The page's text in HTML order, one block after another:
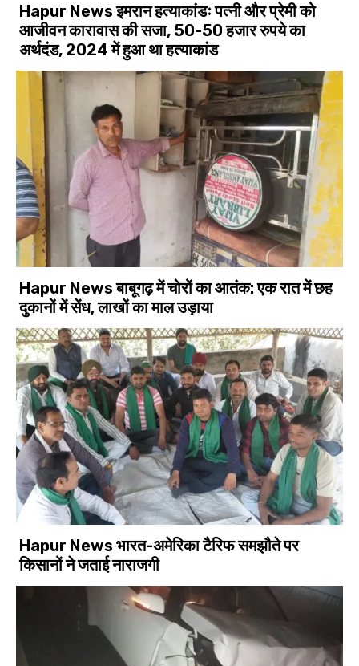
Hapur News इमरान हत्याकांडः पत्नी और प्रेमी को
आजीवन कारावास की सजा, 50-50 हजार रुपये का
अर्थदंड, 2024 में हुआ था हत्याकांड
Hapur News बाबूगढ़ में चोरों का आतंक: एक रात में छह
दुकानों में सेंध, लाखों का माल उड़ाया
Hapur News भारत-अमेरिका टैरिफ समझौते पर
किसानों ने जताई नाराजगी